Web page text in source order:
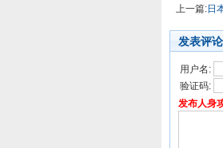
上一篇:日
发表评论
用户名:
验证码:
发布人身